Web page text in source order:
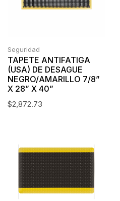
Seguridad
TAPETE ANTIFATIGA
(USA) DE DESAGUE
NEGRO/AMARILLO 7/8”
X 28” X 40”
$2,872.73